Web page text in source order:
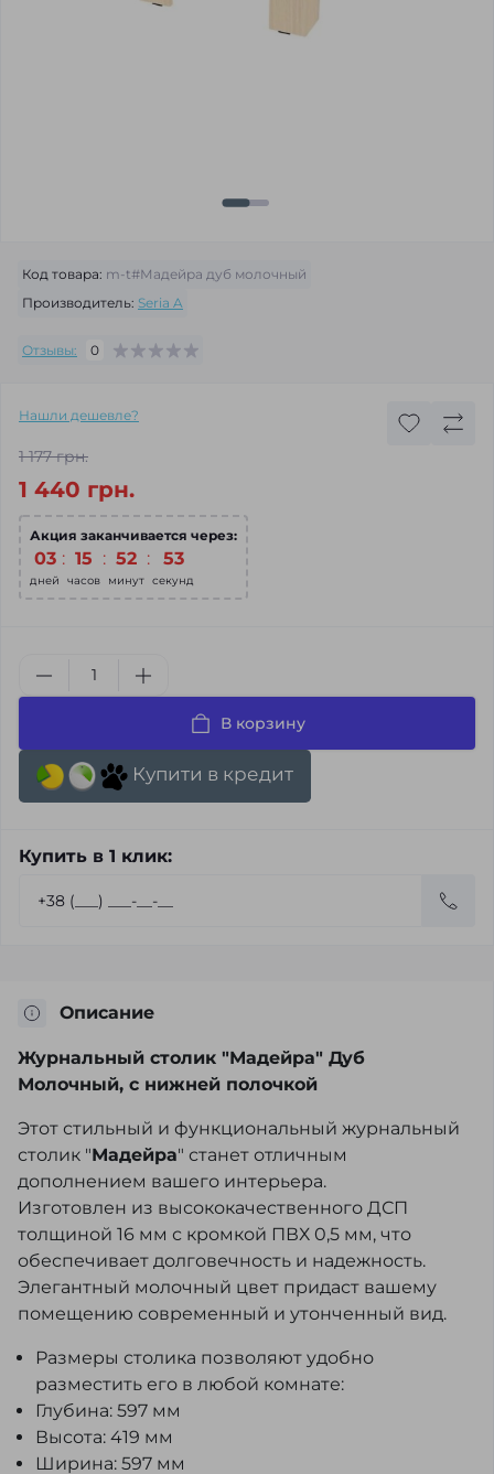
Код товара: m-t#Мадейра дуб молочный
Производитель: Seria A
Отзывы: 0
Нашли дешевле?
1 177 грн.
1 440 грн.
Акция заканчивается через:
03
дней
: 15
часов
: 52
минут
: 52
секунд
В корзину
Купити в кредит
Купить в 1 клик:
Описание
Журнальный столик "Мадейра" Дуб
Молочный, с нижней полочкой
Этот стильный и функциональный журнальный
столик "Мадейра" станет отличным
дополнением вашего интерьера.
Изготовлен из высококачественного ДСП
толщиной 16 мм с кромкой ПВХ 0,5 мм, что
обеспечивает долговечность и надежность.
Элегантный молочный цвет придаст вашему
помещению современный и утонченный вид.
Размеры столика позволяют удобно
разместить его в любой комнате:
Глубина: 597 мм
Высота: 419 мм
Ширина: 597 мм